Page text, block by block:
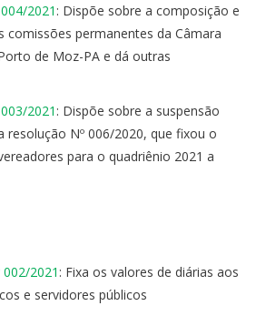
2021 : Dispõe sobre a composição e
comissões permanentes da Câmara
de Moz-PA e dá outras
2021 : Dispõe sobre a suspensão
resolução Nº 006/2020, que fixou o
para o quadriênio 2021 a
2021 : Fixa os valores de diárias aos
e servidores públicos